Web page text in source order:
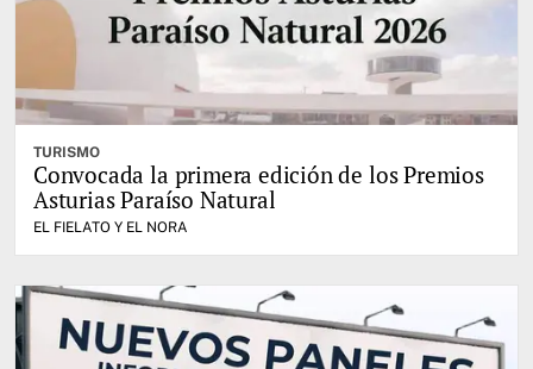
TURISMO
Convocada la primera edición de los Premios
Asturias Paraíso Natural
EL FIELATO Y EL NORA